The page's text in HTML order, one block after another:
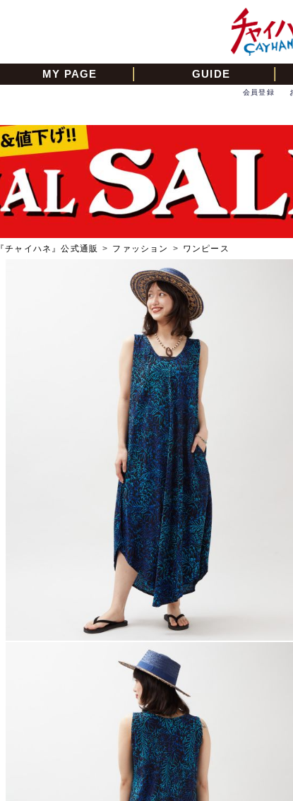
MY PAGE GUIDE
会員登録
『チャイハネ』公式通販 > ファッション > ワンピース